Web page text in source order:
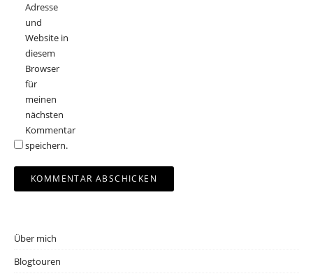
Adresse
und
Website in
diesem
Browser
für
meinen
nächsten
Kommentar
speichern.
Über mich
Blogtouren